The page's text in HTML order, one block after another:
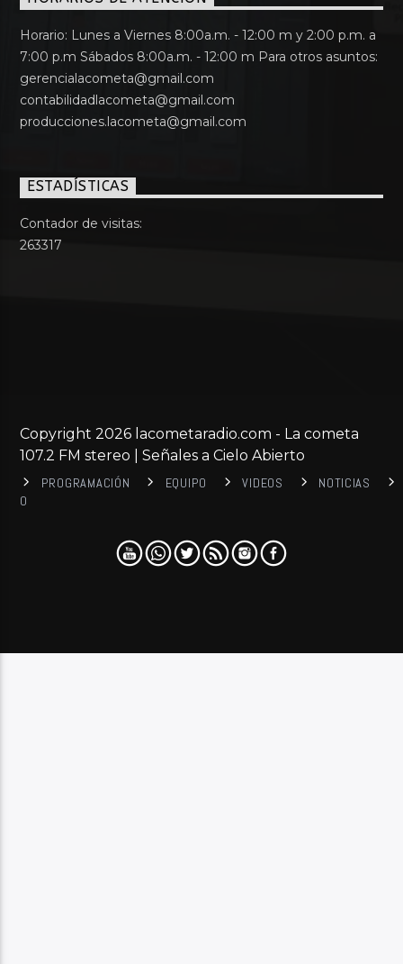
Horario: Lunes a Viernes 8:00a.m. - 12:00 m y 2:00 p.m. a
7:00 p.m Sábados 8:00a.m. - 12:00 m Para otros asuntos:
gerencialacometa@gmail.com
contabilidadlacometa@gmail.com
producciones.lacometa@gmail.com
ESTADÍSTICAS
Contador de visitas:
263317
Copyright 2026 lacometaradio.com - La cometa
107.2 FM stereo | Señales a Cielo Abierto
PROGRAMACIÓN EQUIPO VIDEOS
NOTICIAS
0